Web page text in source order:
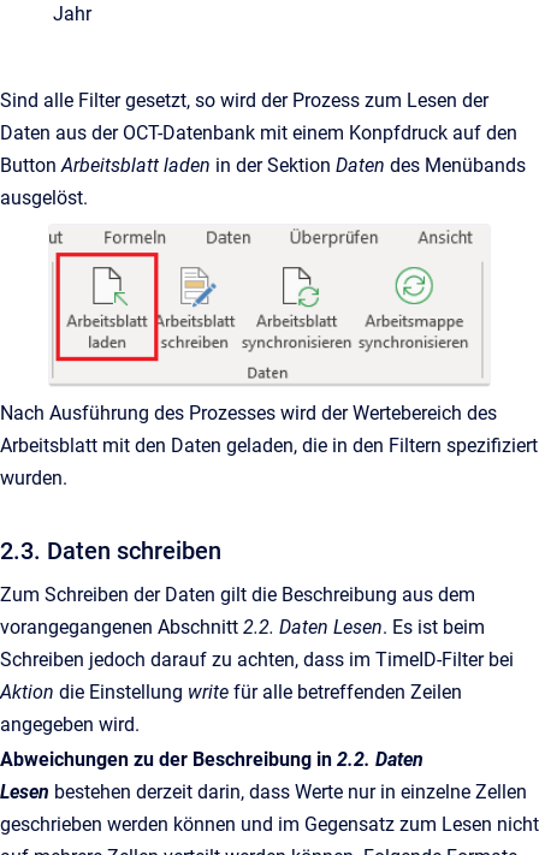
Jahr
Sind alle Filter gesetzt, so wird der Prozess zum Lesen der
Daten aus der OCT-Datenbank mit einem Konpfdruck auf den
Button Arbeitsblatt laden in der Sektion Daten des Menübands
ausgelöst.
Nach Ausführung des Prozesses wird der Wertebereich des
Arbeitsblatt mit den Daten geladen, die in den Filtern spezifiziert
wurden.
2.3. Daten schreiben
Zum Schreiben der Daten gilt die Beschreibung aus dem
vorangegangenen Abschnitt 2.2. Daten Lesen. Es ist beim
Schreiben jedoch darauf zu achten, dass im TimeID-Filter bei
Aktion die Einstellung write für alle betreffenden Zeilen
angegeben wird.
Abweichungen zu der Beschreibung in 2.2. Daten
Lesen bestehen derzeit darin, dass Werte nur in einzelne Zellen
geschrieben werden können und im Gegensatz zum Lesen nicht